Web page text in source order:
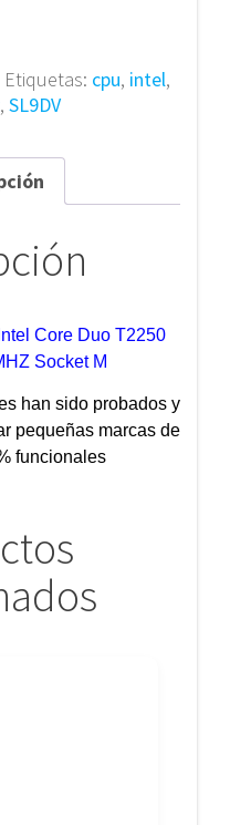
Etiquetas: cpu, intel,
, SL9DV
Core Duo T2250
Socket M
han sido probados y
pequeñas marcas de
funcionales